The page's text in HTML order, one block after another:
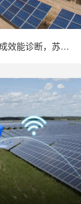
不停机完成效能诊断，苏州 LAILX LX‑PE93 逆变器综合测试仪筑牢光伏电站效能底座